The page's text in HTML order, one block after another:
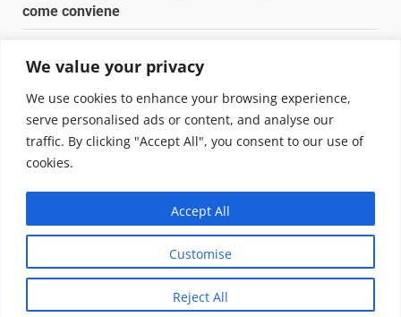
We value your privacy
We use cookies to enhance your browsing experience,
serve personalised ads or content, and analyse our
traffic. By clicking "Accept All", you consent to our use of
cookies.
Customise
Reject All
Accept All
come conviene
concrete
Orto domestico per principianti: cosa coltivare in 2 mq
Copyright © 2025 Biopianeta.it proprietà di Jws Media
Questo blog non è una testata giornalistica, in quanto
viene aggiornato senza alcuna periodicità. Non può
pertanto considerarsi un prodotto editoriale ai sensi
della legge n. 62 del 07.03.2001|DarkNewsvon AF
themes.